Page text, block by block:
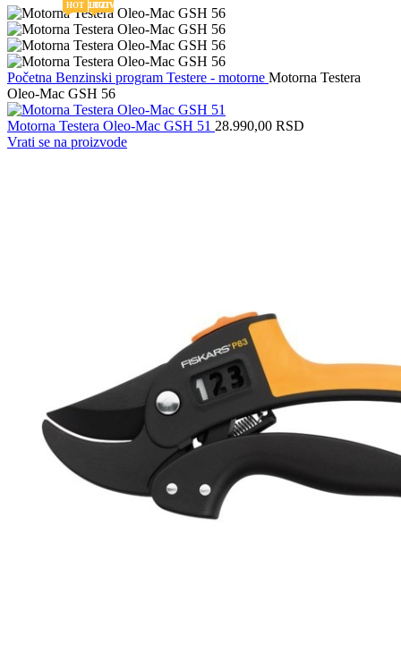
HOT
EKSKLUZIVNA PONUDA
Početna Benzinski program Testere - motorne Motorna Testera
Oleo-Mac GSH 56
Motorna Testera Oleo-Mac GSH 51 28.990,00 RSD
Vrati se na proizvode
EKSKLUZIVNA PONUDA
HOT